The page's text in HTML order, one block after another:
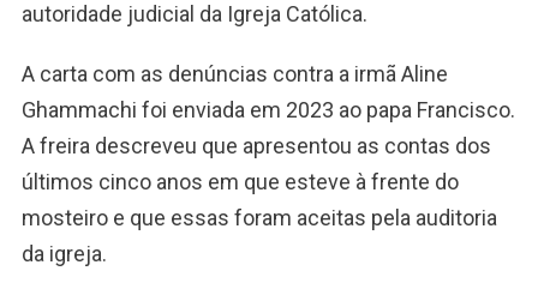
autoridade judicial da Igreja Católica.
A carta com as denúncias contra a irmã Aline
Ghammachi foi enviada em 2023 ao papa Francisco.
A freira descreveu que apresentou as contas dos
últimos cinco anos em que esteve à frente do
mosteiro e que essas foram aceitas pela auditoria
da igreja.